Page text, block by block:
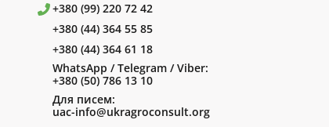
+380 (99) 220 72 42
+380 (44) 364 55 85
+380 (44) 364 61 18
WhatsApp / Telegram / Viber:
+380 (50) 786 13 10
Для писем:
uac-info@ukragroconsult.org